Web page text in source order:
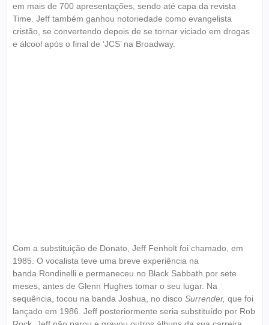
em mais de 700 apresentações, sendo até capa da revista
Time. Jeff também ganhou notoriedade como evangelista
cristão, se convertendo depois de se tornar viciado em drogas
e álcool após o final de ‘JCS’ na Broadway.
Com a substituição de Donato, Jeff Fenholt foi chamado, em
1985. O vocalista teve uma breve experiência na
banda Rondinelli e permaneceu no Black Sabbath por sete
meses, antes de Glenn Hughes tomar o seu lugar. Na
sequência, tocou na banda Joshua, no disco Surrender, que foi
lançado em 1986. Jeff posteriormente seria substituído por Rob